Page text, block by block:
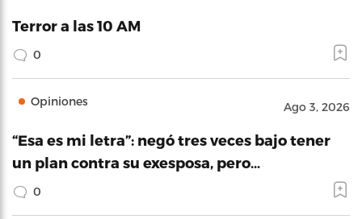
Terror a las 10 AM
0
Opiniones Ago 3, 2026
“Esa es mi letra”: negó tres veces bajo tener
un plan contra su exesposa, pero…
0